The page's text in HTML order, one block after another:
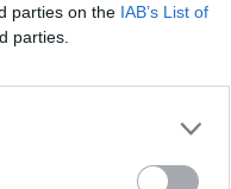
parties on the IAB’s List of
parties.